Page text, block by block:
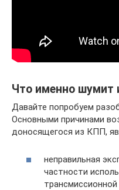
Что именно шумит
Давайте попробуем
Основными причинами
доносящегося из КПП,
неправильная
частности